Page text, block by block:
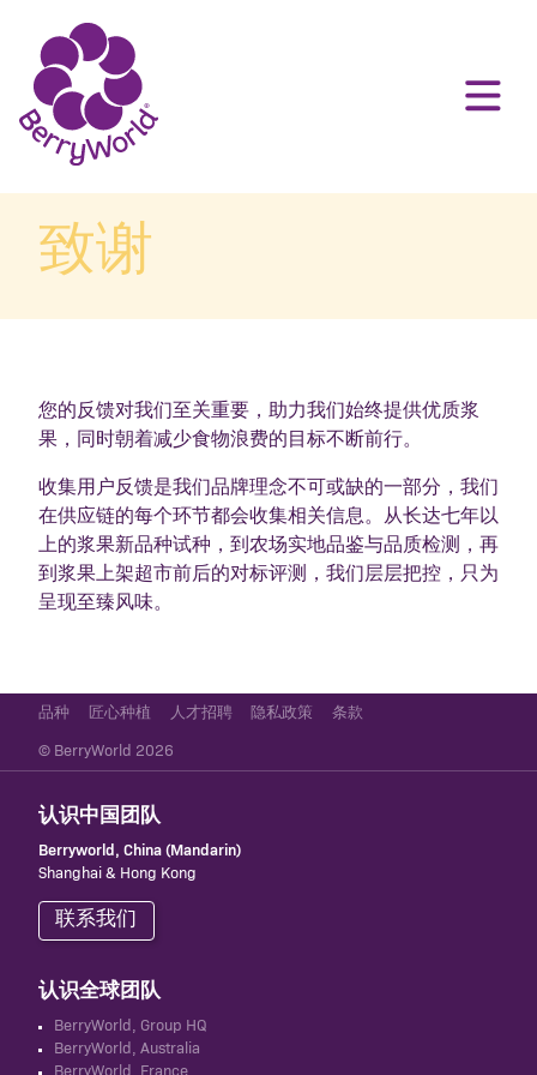
致谢
您的反馈对我们至关重要，助力我们始终提供优质浆
果，同时朝着减少食物浪费的目标不断前行。
收集用户反馈是我们品牌理念不可或缺的一部分，我们
在供应链的每个环节都会收集相关信息。从长达七年以
上的浆果新品种试种，到农场实地品鉴与品质检测，再
到浆果上架超市前后的对标评测，我们层层把控，只为
呈现至臻风味。
品种 匠心种植 人才招聘 隐私政策 条款
© BerryWorld 2026
认识中国团队
Berryworld, China (Mandarin)
Shanghai & Hong Kong
联系我们
认识全球团队
BerryWorld, Group HQ
BerryWorld, Australia